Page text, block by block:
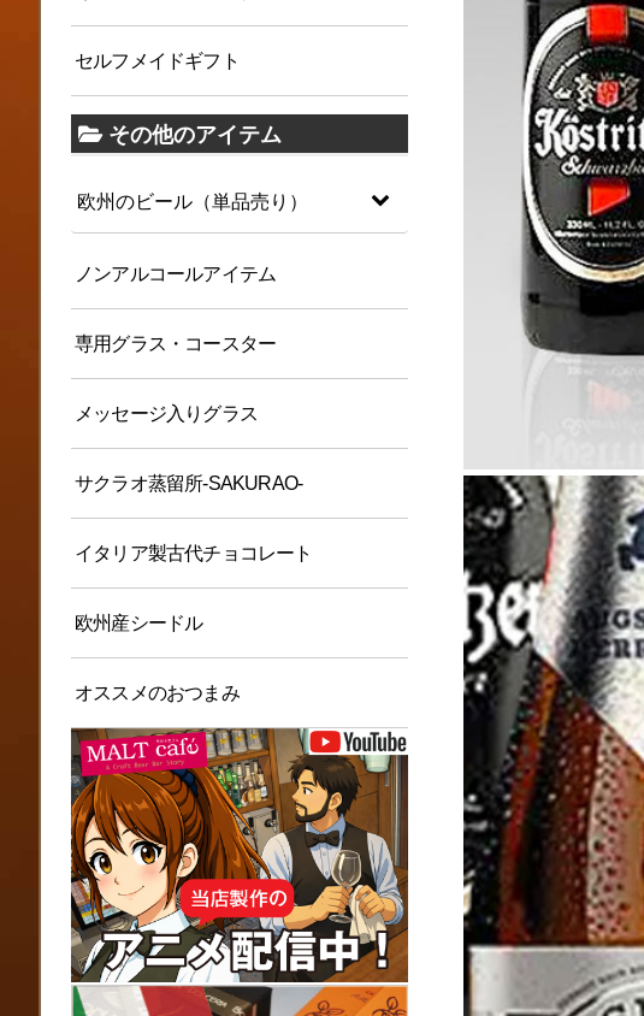
セルフメイドギフト
その他のアイテム
欧州のビール（単品売り）
ノンアルコールアイテム
専用グラス・コースター
メッセージ入りグラス
サクラオ蒸留所-SAKURAO-
イタリア製古代チョコレート
欧州産シードル
オススメのおつまみ